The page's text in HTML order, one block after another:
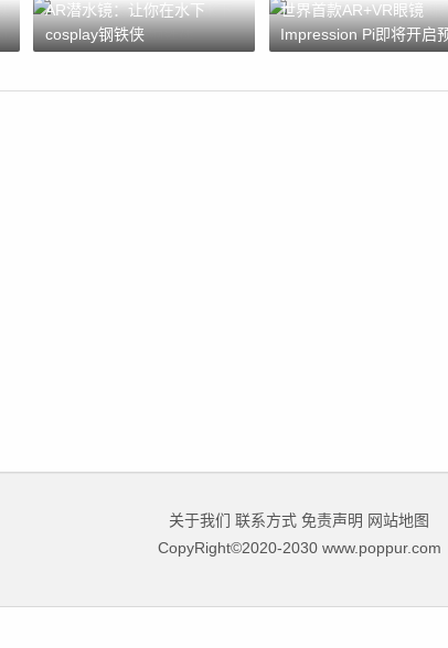
AR潜水镜：让你在水下
cosplay钢铁侠
世界首款AR+VR眼镜
Impression Pi即将开启
关于我们 联系方式 免责声明 网站地图
CopyRight©2020-2030 www.poppur.com